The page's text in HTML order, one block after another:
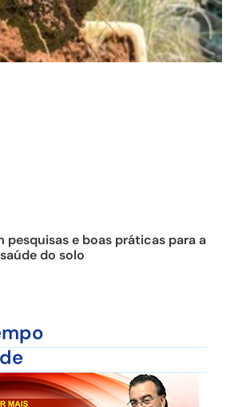
pesquisas e boas práticas para a
do solo